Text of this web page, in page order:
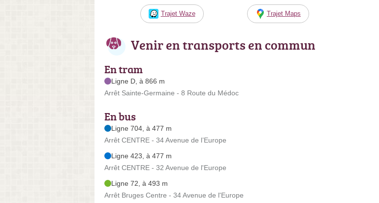
Trajet Waze Trajet Maps
Venir en transports en commun
En tram
Ligne D, à 866 m
Arrêt Sainte-Germaine - 8 Route du Médoc
En bus
Ligne 704, à 477 m
Arrêt CENTRE - 34 Avenue de l’Europe
Ligne 423, à 477 m
Arrêt CENTRE - 32 Avenue de l'Europe
Ligne 72, à 493 m
Arrêt Bruges Centre - 34 Avenue de l'Europe